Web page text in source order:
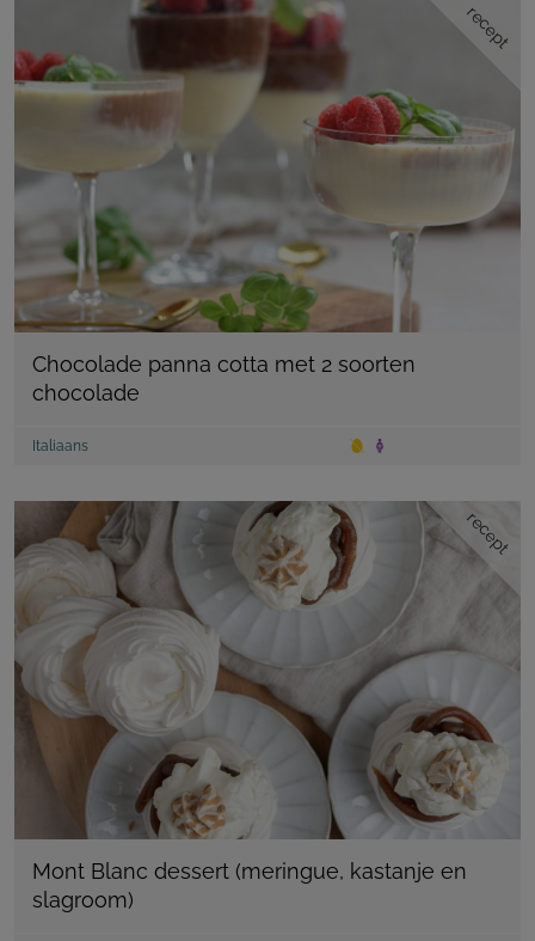
recept
Chocolade panna cotta met 2 soorten
chocolade
Italiaans
recept
Mont Blanc dessert (meringue, kastanje en
slagroom)